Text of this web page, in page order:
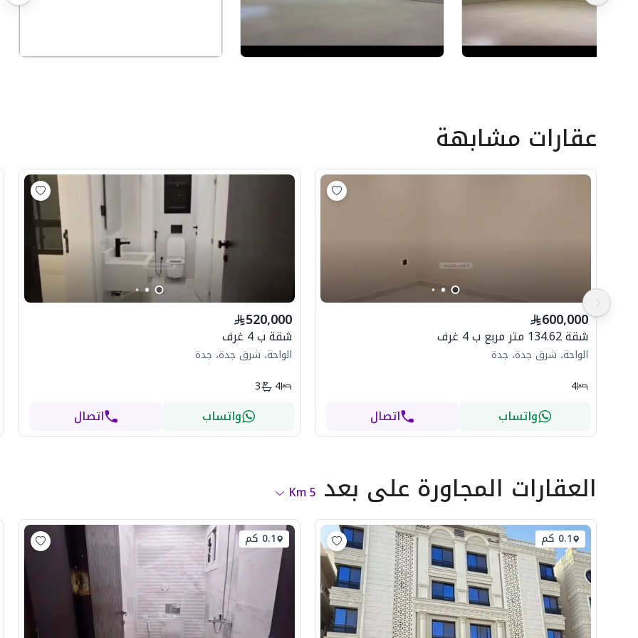
عقارات مشابهة
600,000
شقة 134.62 متر مربع ب 4 غرف
الواحة، شرق جدة، جدة
4
واتساب اتصال
520,000
شقة ب 4 غرف
الواحة، شرق جدة، جدة
4
3
واتساب اتصال
العقارات المجاورة على بعد 5
Km
0.1 كم 0.1 كم